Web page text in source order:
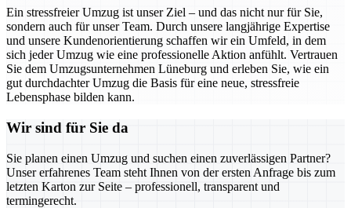
Ein stressfreier Umzug ist unser Ziel – und das nicht nur für Sie,
sondern auch für unser Team. Durch unsere langjährige Expertise
und unsere Kundenorientierung schaffen wir ein Umfeld, in dem
sich jeder Umzug wie eine professionelle Aktion anfühlt. Vertrauen
Sie dem Umzugsunternehmen Lüneburg und erleben Sie, wie ein
gut durchdachter Umzug die Basis für eine neue, stressfreie
Lebensphase bilden kann.
Wir sind für Sie da
Sie planen einen Umzug und suchen einen zuverlässigen Partner?
Unser erfahrenes Team steht Ihnen von der ersten Anfrage bis zum
letzten Karton zur Seite – professionell, transparent und
termingerecht.